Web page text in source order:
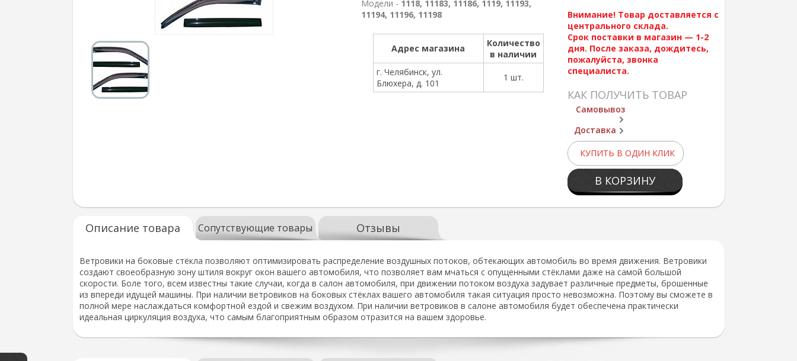
Внимание! Товар доставляется с
центрального склада.
Срок поставки в магазин — 1-2
дня. После заказа, дождитесь,
пожалуйста, звонка
специалиста.
КАК ПОЛУЧИТЬ ТОВАР
Самовывоз
Доставка
КУПИТЬ В ОДИН КЛИК
В КОРЗИНУ
Модели - 1118, 11183, 11186, 1119, 11193,
11194, 11196, 11198
Адрес магазина
Количество
в наличии
г. Челябинск, ул.
Блюхера, д. 101
1 шт.
Описание товара Сопутствующие товары Отзывы
Ветровики на боковые стёкла позволяют оптимизировать распределение воздушных потоков, обтекающих автомобиль во время движения. Ветровики
создают своеобразную зону штиля вокруг окон вашего автомобиля, что позволяет вам мчаться с опущенными стёклами даже на самой большой
скорости. Боле того, всем известны такие случаи, когда в салон автомобиля, при движении потоком воздуха задувает различные предметы, брошенные
из впереди идущей машины. При наличии ветровиков на боковых стёклах вашего автомобиля такая ситуация просто невозможна. Поэтому вы сможете в
полной мере наслаждаться комфортной ездой и свежим воздухом. При наличии ветровиков в салоне автомобиля будет обеспечена практически
идеальная циркуляция воздуха, что самым благоприятным образом отразится на вашем здоровье.